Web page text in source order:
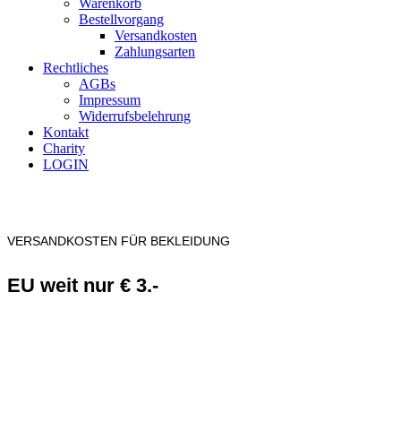
Warenkorb
Bestellvorgang
Versandkosten
Zahlungsarten
Rechtliches
AGBs
Impressum
Widerrufsbelehrung
Kontakt
Charity
LOGIN
VERSANDKOSTEN FÜR BEKLEIDUNG
EU weit nur € 3.-